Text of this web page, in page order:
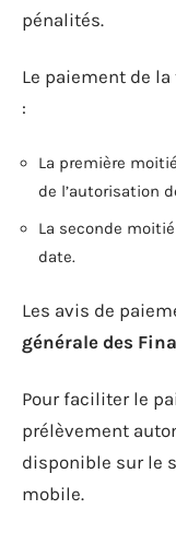
pénalités.
Le paiement de
:
La première
de l’autorisation
La seconde
date.
Les avis de
générale des
Pour faciliter le
prélèvement
disponible sur le
mobile.